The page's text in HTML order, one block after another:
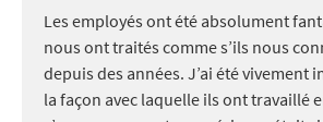
Les employés ont été absolument
nous ont traités comme s’ils nous
depuis des années. J’ai été vivement
la façon avec laquelle ils ont travaillé